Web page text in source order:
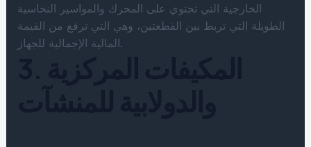
الخارجية التي تحتوي على المحرك والمواسير النحاسية
الطويلة التي تربط بين القطعتين، وهي التي ترفع من القيمة
المالية الإجمالية للجهاز.